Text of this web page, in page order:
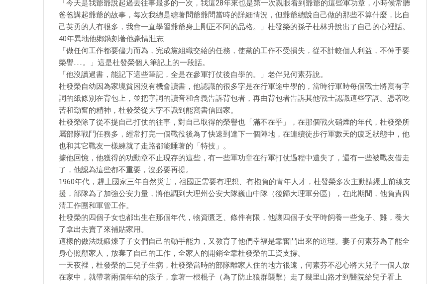
「今天是我爺爺說起過去往事最多的一次，我這28年來也是第一次親眼看到爺爺的這些軍功章，小時候常聽
爸爸講起爺爺的故事，每次我總是纏著問爺爺問當時的詳細情況，但爺爺總說自己做的那些不算什麼，比自
己英勇的人有很多，我會一直學習爺爺身上剛正不阿的品格。」杜發榮的孫子杜林升說出了自己的心裡話。
40年異地他鄉鐫刻著他豪情壯志
「做任何工作都要儘力而為，完成黨組織交給的任務，使黨的工作不受損失，從不計較個人利益，不伸手要
榮譽……。」這是杜發榮個人筆記上的一段話。
「他沒讀過書，能記下這些筆記，全是在參軍打仗後自學的。」老伴兒何素芬說。
杜發榮自幼因為家境貧困沒有機會讀書，他認識的很多字是在行軍途中學的，當時行軍時每個戰士將寫有字
詞的紙條別在背包上，並把字詞的讀音和含義告訴背包者，再由背包者告訴其他戰士認識這些字詞。憑著吃
苦和勤奮的精神，杜發榮從大字不識到能寫書信回家。
杜發榮除了從不提自己打仗的往事，對自己取得的榮譽也「滿不在乎」，在那個戰火硝煙的年代，杜發榮所
屬部隊戰鬥任務多，經常打完一個戰役後為了快速到達下一個陣地，在連續徒步行軍數天的疲乏狀態中，他
也和其它戰友一樣練就了走路都能睡著的「特技」。
據他回憶，他獲得的功勳章不止現存的這些，有一些軍功章在行軍打仗過程中遺失了，還有一些被戰友借走
了，他認為這些都不重要，沒必要再提。
1960年代，趕上國家三年自然災害，祖國正需要有理想、有抱負的青年人才，杜發榮多次主動請纓上前線支
援，部隊為了加強公安力量，將他調到大理州公安大隊巍山中隊（後歸大理軍分區），在此期間，他負責四
清工作團和軍管工作。
杜發榮的四個子女也都出生在那個年代，物資匱乏、條件有限，他讓四個子女平時飼養一些兔子、雞，養大
了拿出去賣了來補貼家用。
這樣的做法既鍛煉了子女們自己的動手能力，又教育了他們幸福是靠奮鬥出來的道理。妻子何素芬為了能全
身心照顧家人，放棄了自己的工作，全家人的開銷全靠杜發榮的工資支撐。
一天夜裡，杜發榮的二兒子生病，杜發榮當時的部隊離家人住的地方很遠，何素芬不忍心將大兒子一個人放
在家中，就帶著兩個年幼的孩子，拿著一根棍子（為了防止狼群襲擊）走了幾里山路才到醫院給兒子看上